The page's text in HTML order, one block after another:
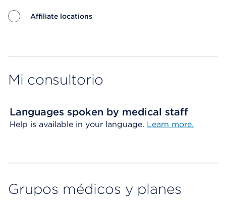
Affiliate locations
Mi consultorio
Languages spoken by medical staff
Help is available in your language. Learn more.
Grupos médicos y planes